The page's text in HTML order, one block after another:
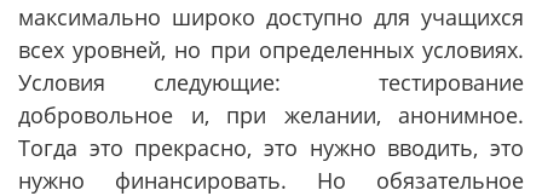
максимально широко доступно для учащихся
всех уровней, но при определенных условиях.
Условия следующие: тестирование
добровольное и, при желании, анонимное.
Тогда это прекрасно, это нужно вводить, это
нужно финансировать. Но обязательное